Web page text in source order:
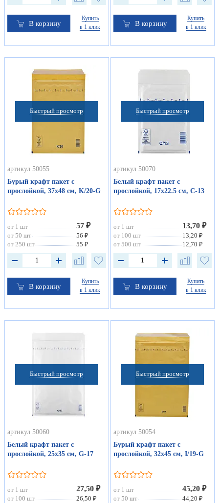
В корзину
Купить
в 1 клик
В корзину
Купить
в 1 клик
Быстрый просмотр
артикул 50055
Бурый крафт пакет с
прослойкой, 37х48 см, K/20-G
от 1 шт 57 ₽
от 50 шт
56 ₽
от 250 шт
55 ₽
В корзину
Купить
в 1 клик
Быстрый просмотр
артикул 50070
Белый крафт пакет с
прослойкой, 17х22.5 см, С-13
от 1 шт 13,70 ₽
от 100 шт
13,20 ₽
от 500 шт
12,70 ₽
В корзину
Купить
в 1 клик
Быстрый просмотр
артикул 50060
Белый крафт пакет с
прослойкой, 25х35 см, G-17
от 1 шт 27,50 ₽
от 100 шт
26,50 ₽
Быстрый просмотр
артикул 50054
Бурый крафт пакет с
прослойкой, 32х45 см, I/19-G
от 1 шт 45,20 ₽
от 50 шт
44,20 ₽